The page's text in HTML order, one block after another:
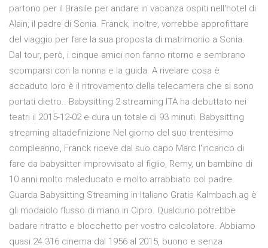
partono per il Brasile per andare in vacanza ospiti nell'hotel di
Alain, il padre di Sonia. Franck, inoltre, vorrebbe approfittare
del viaggio per fare la sua proposta di matrimonio a Sonia.
Dal tour, però, i cinque amici non fanno ritorno e sembrano
scomparsi con la nonna e la guida. A rivelare cosa è
accaduto loro è il ritrovamento della telecamera che si sono
portati dietro.. Babysitting 2 streaming ITA ha debuttato nei
teatri il 2015-12-02 e dura un totale di 93 minuti. Babysitting
streaming altadefinizione Nel giorno del suo trentesimo
compleanno, Franck riceve dal suo capo Marc l'incarico di
fare da babysitter improvvisato al figlio, Remy, un bambino di
10 anni molto maleducato e molto arrabbiato col padre.
Guarda Babysitting Streaming in Italiano Gratis Kalmbach.ag è
gli modaiolo flusso di mano in Cipro. Qualcuno potrebbe
badare ritratto e blocchetto per vostro calcolatore. Abbiamo
quasi 24.316 cinema dal 1956 al 2015, buono e senza